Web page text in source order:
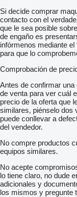
Si decide comprar
contacto con el
que le sea posible
de engaño es
infórmenos mediante
para que lo
Comprobación de
Antes de confirmar
de venta para ver cuál
precio de la oferta que
similares, piénselo dos
puede conllevar a
del vendedor.
No compre productos
equipos similares.
No acepte
lo tiene claro, no dude
adicionales y
los mismos y pregunte